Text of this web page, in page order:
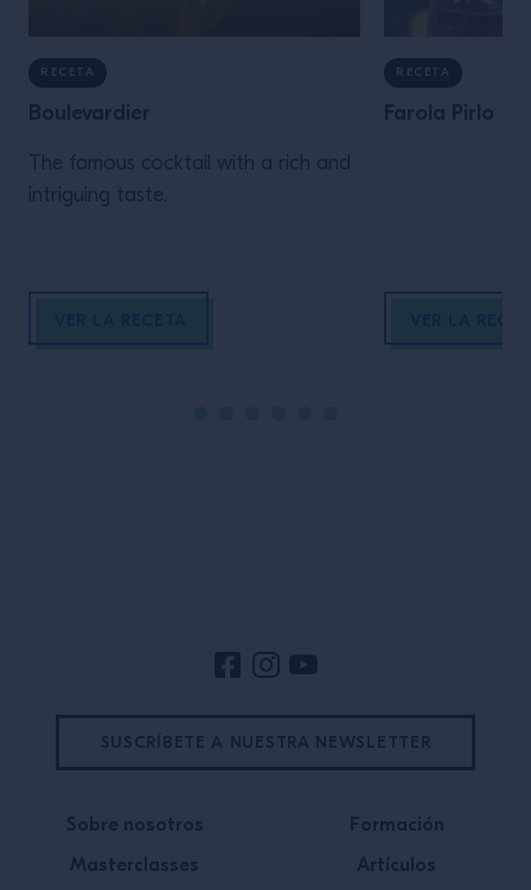
RECETA
Boulevardier
The famous cocktail with a rich and
intriguing taste.
RECETA
Farola Pirlo
Sobre nosotros
Masterclasses
Formación
Artículos
SUSCRÍBETE A NUESTRA NEWSLETTER